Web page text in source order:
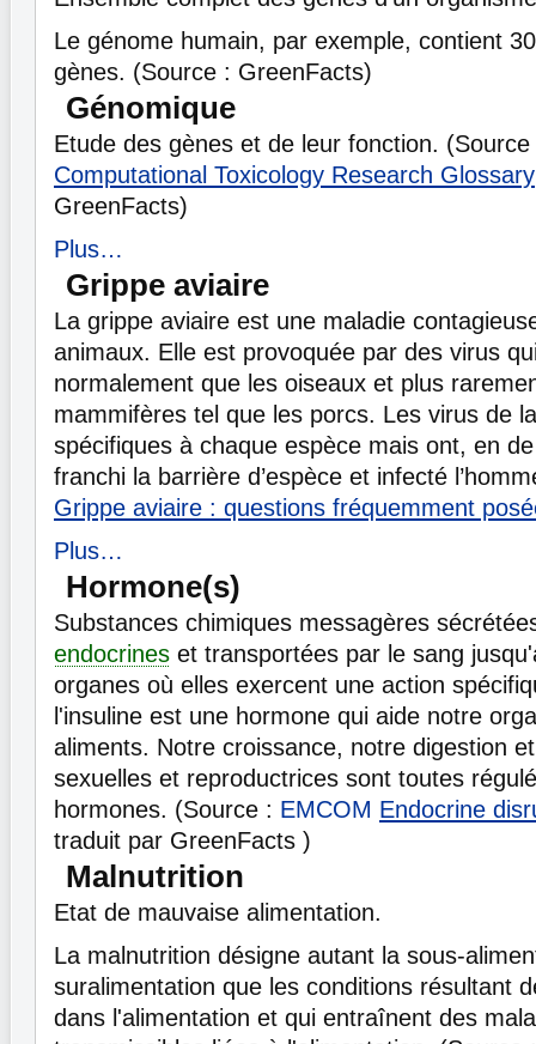
Le génome humain, par exemple, contient
gènes. (Source : GreenFacts)
Génomique
Etude des gènes et de leur fonction. (Source
Computational Toxicology Research Glossary
GreenFacts)
Plus…
Grippe aviaire
La grippe aviaire est une maladie
animaux. Elle est provoquée par des virus
normalement que les oiseaux et plus
mammifères tel que les porcs. Les virus de
spécifiques à chaque espèce mais ont, en
franchi la barrière d’espèce et infecté
Grippe aviaire : questions fréquemment
Plus…
Hormone(s)
Substances chimiques messagères
endocrines et transportées par le sang
organes où elles exercent une action
l'insuline est une hormone qui aide notre
aliments. Notre croissance, notre digestion
sexuelles et reproductrices sont toutes
hormones. (Source : EMCOM Endocrine
traduit par GreenFacts )
Malnutrition
Etat de mauvaise alimentation.
La malnutrition désigne autant la sous-
suralimentation que les conditions résultant
dans l'alimentation et qui entraînent des